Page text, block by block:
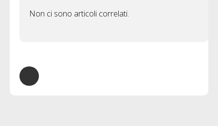
Non ci sono articoli correlati.